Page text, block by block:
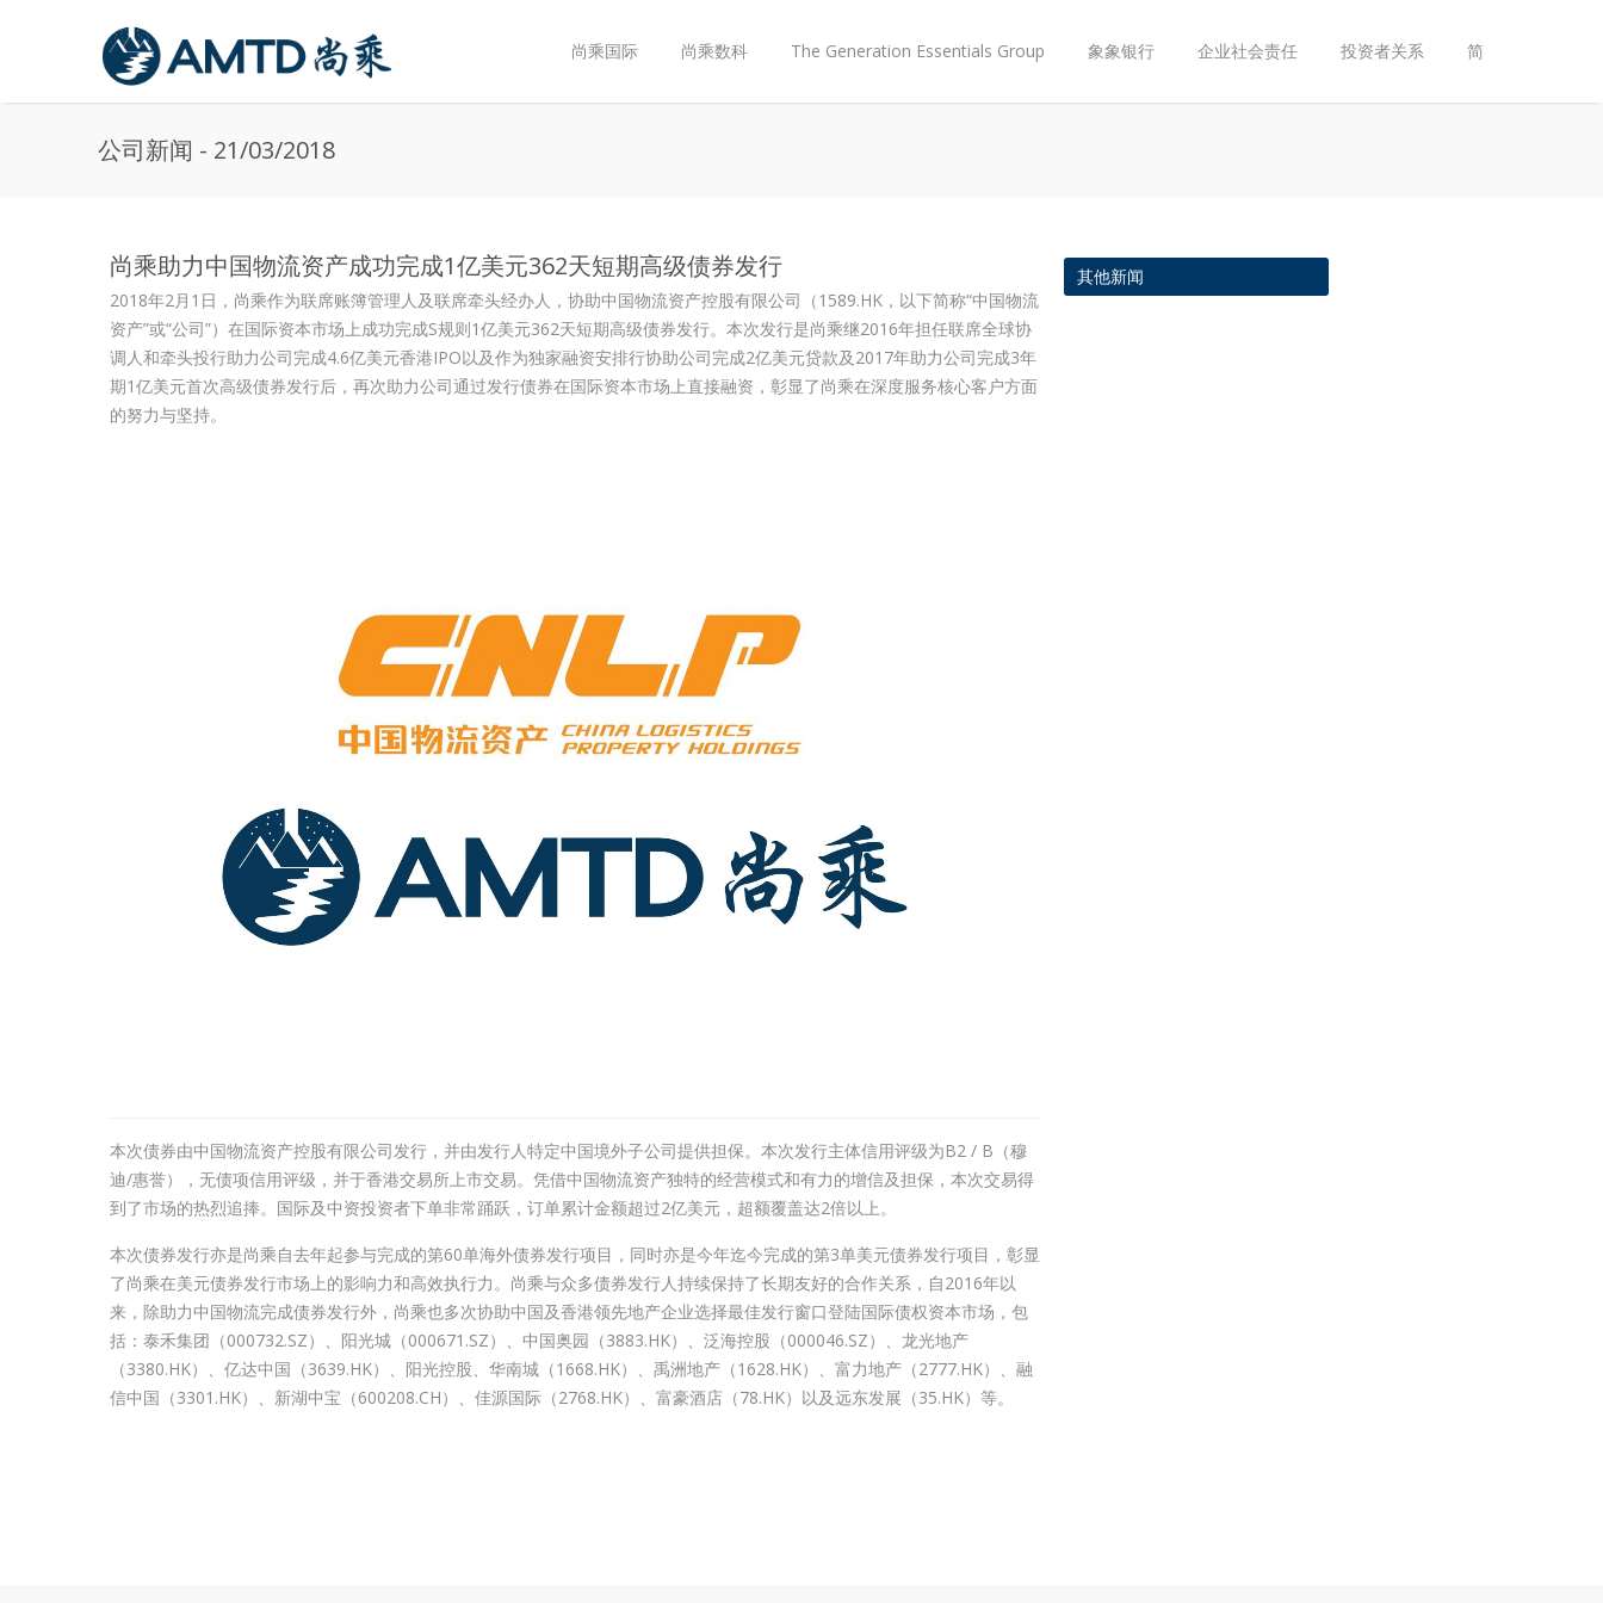
尚乘国际 尚乘数科 The Generation Essentials Group 象象银行 企业社会责任 投资者关系 简
公司新闻 - 21/03/2018
尚乘助力中国物流资产成功完成1亿美元362天短期高级债券发行
2018年2月1日，尚乘作为联席账簿管理人及联席牵头经办人，协助中国物流资产控股有限公司（1589.HK，以下简称“中国物流
资产”或“公司”）在国际资本市场上成功完成S规则1亿美元362天短期高级债券发行。本次发行是尚乘继2016年担任联席全球协
调人和牵头投行助力公司完成4.6亿美元香港IPO以及作为独家融资安排行协助公司完成2亿美元贷款及2017年助力公司完成3年
期1亿美元首次高级债券发行后，再次助力公司通过发行债券在国际资本市场上直接融资，彰显了尚乘在深度服务核心客户方面
的努力与坚持。
本次债券由中国物流资产控股有限公司发行，并由发行人特定中国境外子公司提供担保。本次发行主体信用评级为B2 / B（穆
迪/惠誉），无债项信用评级，并于香港交易所上市交易。凭借中国物流资产独特的经营模式和有力的增信及担保，本次交易得
到了市场的热烈追捧。国际及中资投资者下单非常踊跃，订单累计金额超过2亿美元，超额覆盖达2倍以上。
本次债券发行亦是尚乘自去年起参与完成的第60单海外债券发行项目，同时亦是今年迄今完成的第3单美元债券发行项目，彰显
了尚乘在美元债券发行市场上的影响力和高效执行力。尚乘与众多债券发行人持续保持了长期友好的合作关系，自2016年以
来，除助力中国物流完成债券发行外，尚乘也多次协助中国及香港领先地产企业选择最佳发行窗口登陆国际债权资本市场，包
括：泰禾集团（000732.SZ）、阳光城（000671.SZ）、中国奥园（3883.HK）、泛海控股（000046.SZ）、龙光地产
（3380.HK）、亿达中国（3639.HK）、阳光控股、华南城（1668.HK）、禹洲地产（1628.HK）、富力地产（2777.HK）、融
信中国（3301.HK）、新湖中宝（600208.CH）、佳源国际（2768.HK）、富豪酒店（78.HK）以及远东发展（35.HK）等。
其他新闻